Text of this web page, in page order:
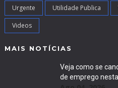
Urgente Utilidade Publica
Videos
MAIS NOTÍCIAS
Veja como se
de emprego